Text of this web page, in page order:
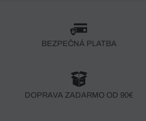
BEZPEČNÁ PLATBA
DOPRAVA ZADARMO OD 90€